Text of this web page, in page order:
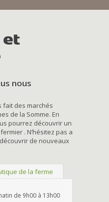
et
nous
fait des marchés
de la Somme. En
pourrez découvrir un
. N’hésitez pas a
de nouveaux
de la ferme
de 9h00 à 13h00